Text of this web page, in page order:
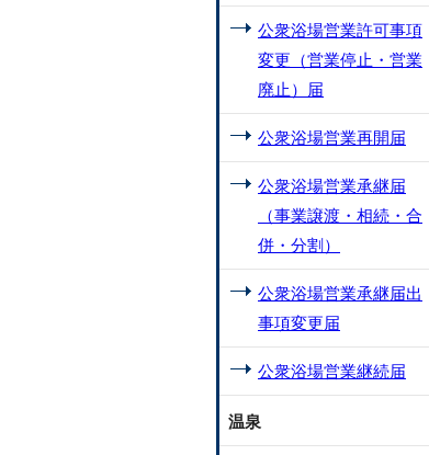
公衆浴場営業許可事項
変更（営業停止・営業
廃止）届
公衆浴場営業再開届
公衆浴場営業承継届
（事業譲渡・相続・合
併・分割）
公衆浴場営業承継届出
事項変更届
公衆浴場営業継続届
温泉